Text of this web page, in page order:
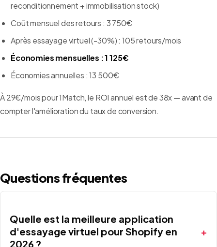
reconditionnement + immobilisation stock)
Coût mensuel des retours : 3 750€
Après essayage virtuel (-30%) : 105 retours/mois
Économies mensuelles : 1 125€
Économies annuelles : 13 500€
À 29€/mois pour 1Match, le ROI annuel est de 38x — avant de
compter l'amélioration du taux de conversion.
Questions fréquentes
Quelle est la meilleure application
d'essayage virtuel pour Shopify en
2026 ?